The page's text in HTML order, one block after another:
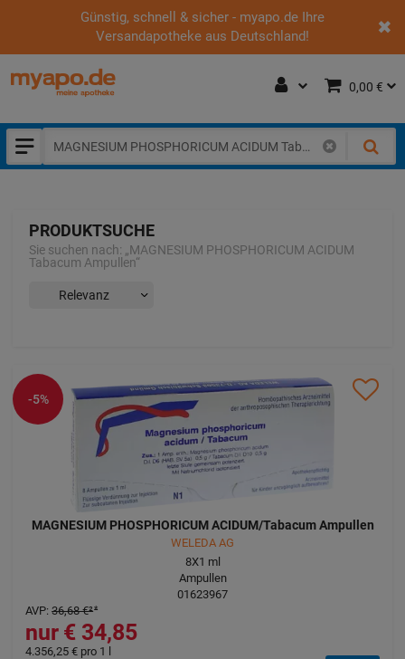
Günstig, schnell & sicher - myapo.de Ihre
Versandapotheke aus Deutschland!
0,00 €
PRODUKTSUCHE
Sie suchen nach: „MAGNESIUM PHOSPHORICUM ACIDUM
Tabacum Ampullen“
MAGNESIUM PHOSPHORICUM ACIDUM/Tabacum Ampullen
WELEDA AG
8X1 ml
Ampullen
01623967
34,85 €
AVP: 36,68 €²
4.356,25 € pro 1 l
-5%